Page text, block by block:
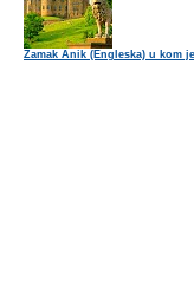
Zamak Anik (Engleska) u kom